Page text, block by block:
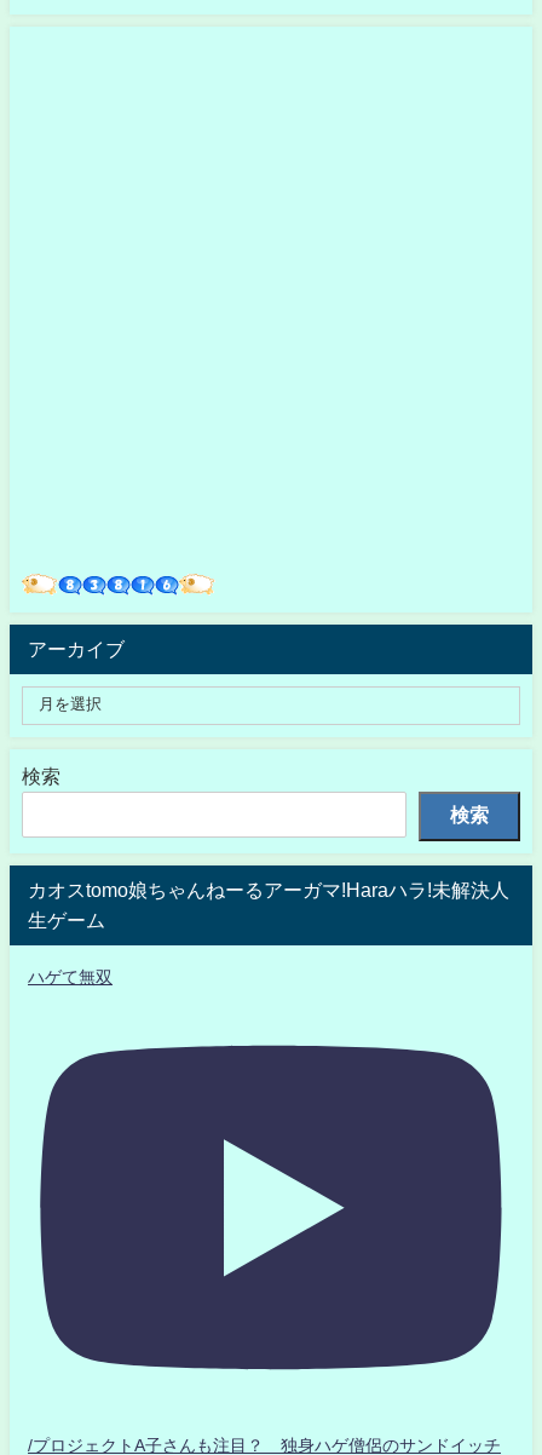
アーカイブ
検索
検索
カオスtomo娘ちゃんねーるアーガマ!Haraハラ!未解決人
生ゲーム
ハゲて無双
/プロジェクトA子さんも注目？ 独身ハゲ僧侶のサンドイッチ